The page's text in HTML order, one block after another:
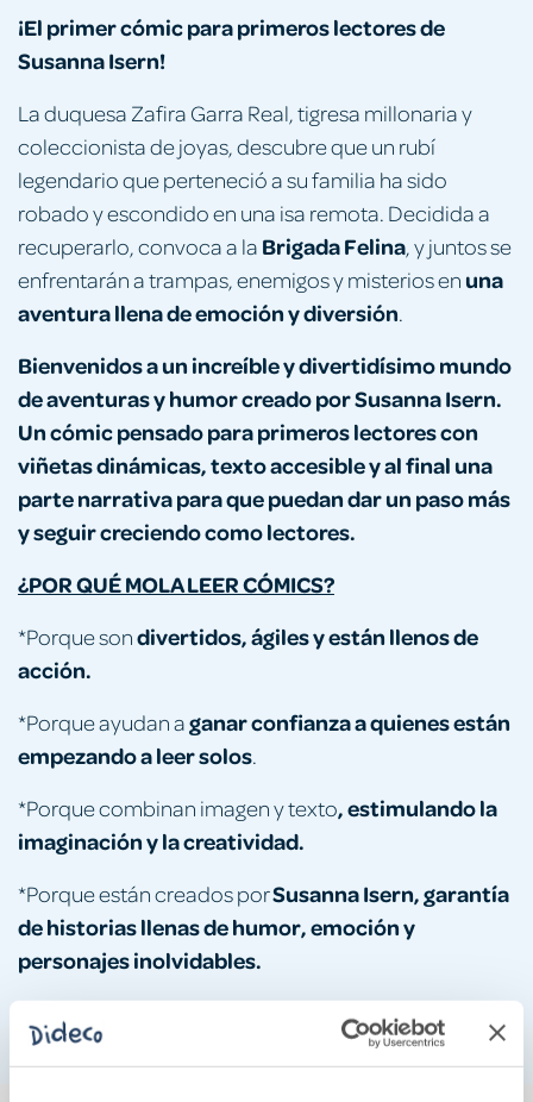
¡El primer cómic para primeros lectoresde
Susanna Isern!
La duquesa Zafira Garra Real, tigresa millonaria y
coleccionista de joyas, descubre que un rubí
legendario que perteneció a su familia ha sido
robado y escondido en una isa remota. Decidida a
recuperarlo, convoca a la Brigada Felina, y juntos se
enfrentarán a trampas, enemigos y misterios en una
aventura llena de emoción y diversión.
Bienvenidos a un increíble y divertidísimo mundo
de aventuras y humor creado por Susanna Isern.
Uncómicpensado para primeros lectorescon
viñetas dinámicas,texto accesible yal final una
parte narrativapara que puedan dar un paso más
yseguir creciendo como lectores.
¿POR QUÉ MOLA LEER CÓMICS?
*Porque sondivertidos, ágiles y están llenos de
acción.
*Porque ayudan aganar confianza a quienes están
empezando a leer solos.
*Porque combinan imagen y texto, estimulando la
imaginación y la creatividad.
*Porque están creados porSusanna Isern, garantía
de historias llenas de humor, emoción y
personajes inolvidables.